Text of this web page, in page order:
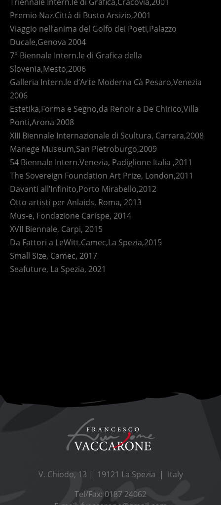
Premio Naz.Città di Busto Arsizio,2001
Viaggio nell’anima del Golfo dei Poeti,Palazzo
Ducale,Genova 2004
7° Biennale Intern.le di Grafica della
Slovenia,Mesto,2006
Galleria Intern.le d’Arte Moderna Cà Pesaro,Venezia
2006
Estetika,Forma e Segno,da Renoir a De Chirico,Villa
Ponti,Arona 2008
XIII Biennale Internazionale di Scultura, Carrara,2008
Manege Museum,San Pietroburgo,2009
54 Biennale Intern.Venezia, Padiglione Italia ,2011
The Sovereign Foundation Art Prize, London,2011
Davanti all’Infinito,Porto Mirabello,2012
Otto artisti per Anlaids, Roma, 2013
Mus-e, Fondazione Carispe, 2014
XVII Biennale, Carpi, 2015
Da Fattori a LeWitt.Camec,La Spezia,2015
Small Size, Camec, 2017
Seafuture, La Spezia, 2021
V. Chiodo, 13 | 19121 La Spezia | Italy
Tel/Fax: 0187 24062